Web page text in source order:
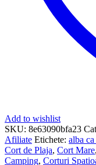
Add to wishlist
SKU: 8e63090bfa23
Afiliate Etichete: alba ca
Cort de Plaja, Cort Mare,
Camping, Corturi